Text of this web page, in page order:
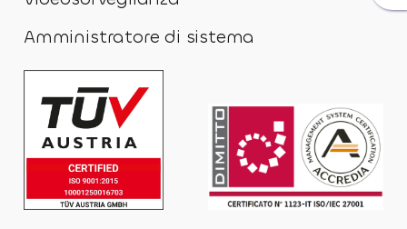
Amministratore di sistema